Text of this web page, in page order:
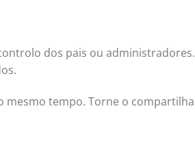
dos pais ou administradores.
mesmo tempo. Torne o